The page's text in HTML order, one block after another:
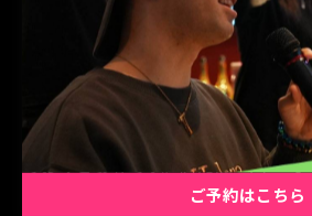
千代田区の東京ステーションホテル
街には、口コミで人気のバーが多
重視したいカップルから支持を集
隠れ家バーを選ぶ際は、事前に写
ておくと安心です。例えば「バー
ジナルカクテルや限定メニューが楽
ご予約はこちら